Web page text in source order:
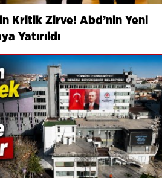
Kritik Zirve! Abd’nin Yeni
Yatırıldı